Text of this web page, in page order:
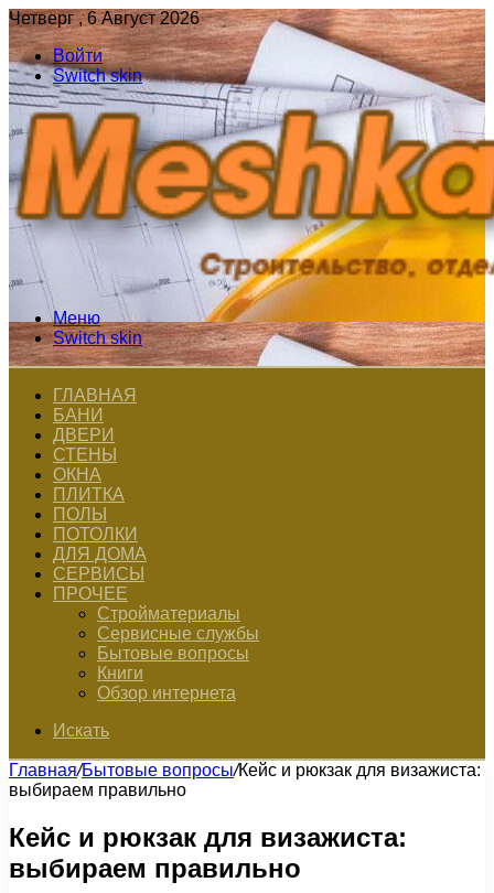
Четверг , 6 Август 2026
Войти
Switch skin
Меню
Switch skin
ГЛАВНАЯ
БАНИ
ДВЕРИ
СТЕНЫ
ОКНА
ПЛИТКА
ПОЛЫ
ПОТОЛКИ
ДЛЯ ДОМА
СЕРВИСЫ
ПРОЧЕЕ
Стройматериалы
Сервисные службы
Бытовые вопросы
Книги
Обзор интернета
Искать
Главная/Бытовые вопросы/Кейс и рюкзак для визажиста:
выбираем правильно
Кейс и рюкзак для визажиста:
выбираем правильно